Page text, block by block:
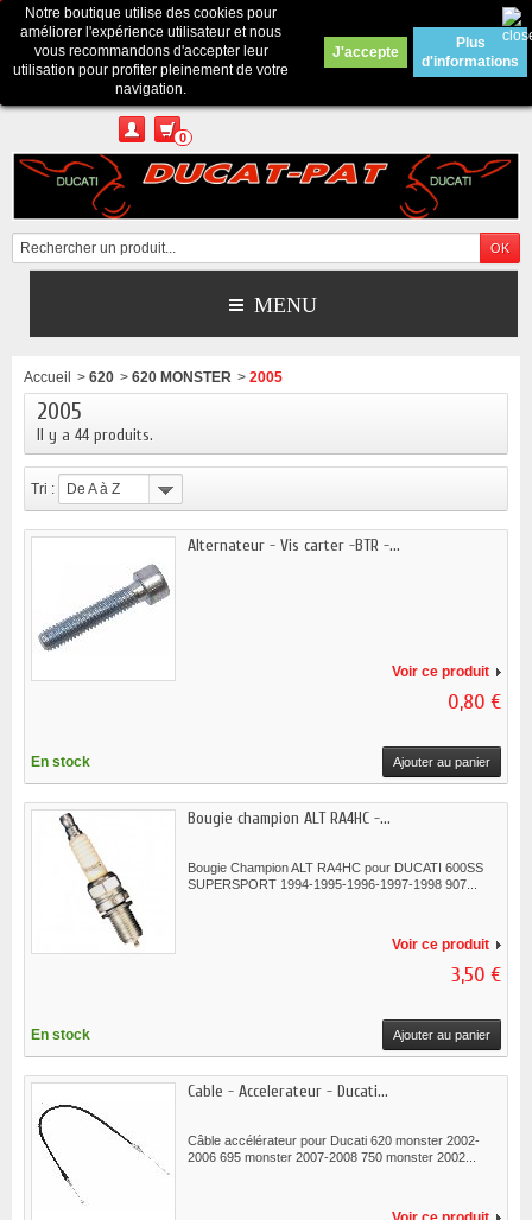
Contactez-nous
Appelez-nous au :Pour tous renseignements : merci d'envoyer un mail
depuis le formulaire de contact ou sur ducatpat25@gmail.com
0
MENU
Notre boutique utilise des cookies pour
améliorer l'expérience utilisateur et nous
vous recommandons d'accepter leur
utilisation pour profiter pleinement de votre
navigation.
J'accepte
Plus
d'informations
Accueil > 620 > 620 MONSTER > 2005
2005
Il y a 44 produits.
Tri : De A à Z
Alternateur - Vis carter -BTR -...
Voir ce produit
0,80 €
En stock Ajouter au panier
Bougie champion ALT RA4HC -...
Bougie Champion ALT RA4HC pour DUCATI 600SS
SUPERSPORT 1994-1995-1996-1997-1998 907...
Voir ce produit
3,50 €
En stock Ajouter au panier
Cable - Accelerateur - Ducati...
Câble accélérateur pour Ducati 620 monster 2002-
2006 695 monster 2007-2008 750 monster 2002...